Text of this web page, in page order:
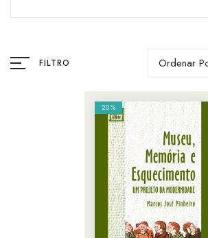
FILTRO Ordenar
20%